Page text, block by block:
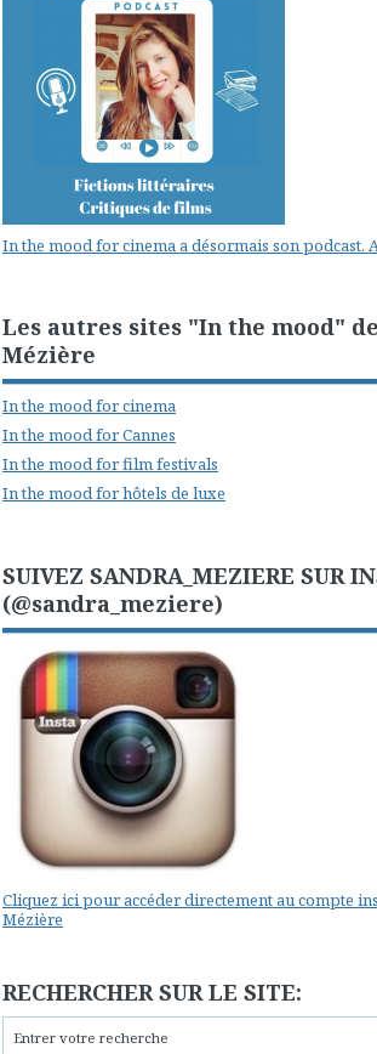
In the mood for cinema a désormais son podcast.
Les autres sites "In the mood"
Mézière
In the mood for cinema
In the mood for Cannes
In the mood for film festivals
In the mood for hôtels de luxe
SUIVEZ SANDRA_MEZIERE SUR
(@sandra_meziere)
Cliquez ici pour accéder directement au compte
Mézière
RECHERCHER SUR LE SITE: